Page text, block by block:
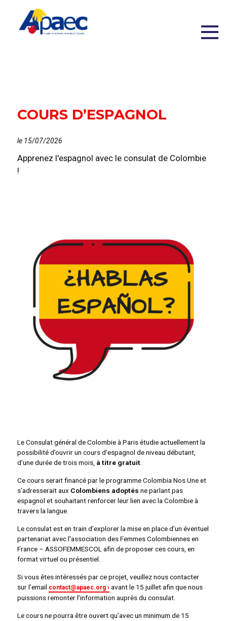
COURS D’ESPAGNOL
le 15/07/2026
Apprenez l'espagnol avec le consulat de Colombie
!
Le Consulat général de Colombie à Paris étudie actuellement la
possibilité d’ouvrir un cours d’espagnol de niveau débutant,
d’une durée de trois mois, à titre gratuit
Ce cours serait financé par le programme Colombia Nos Une et
s’adresserait aux Colombiens adoptés ne parlant pas
espagnol et souhaitant renforcer leur lien avec la Colombie à
travers la langue.
Le consulat est en train d’explorer la mise en place d’un éventuel
partenariat avec l’association des Femmes Colombiennes en
France – ASSOFEMMESCOL afin de proposer ces cours, en
format virtuel ou présentiel.
Si vous êtes intéressés par ce projet, veuillez nous contacter
sur l’email contact@apaec.org
avant le 15 juillet afin que nous
puissions remonter l’information auprès du consulat.
Le cours ne pourra être ouvert qu’avec un minimum de 15